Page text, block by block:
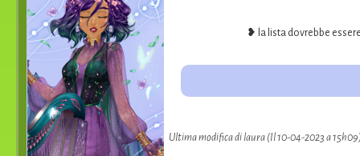
❥ la lista dovrebbe
Ultima modifica di laura (Il 10-04-2023 a